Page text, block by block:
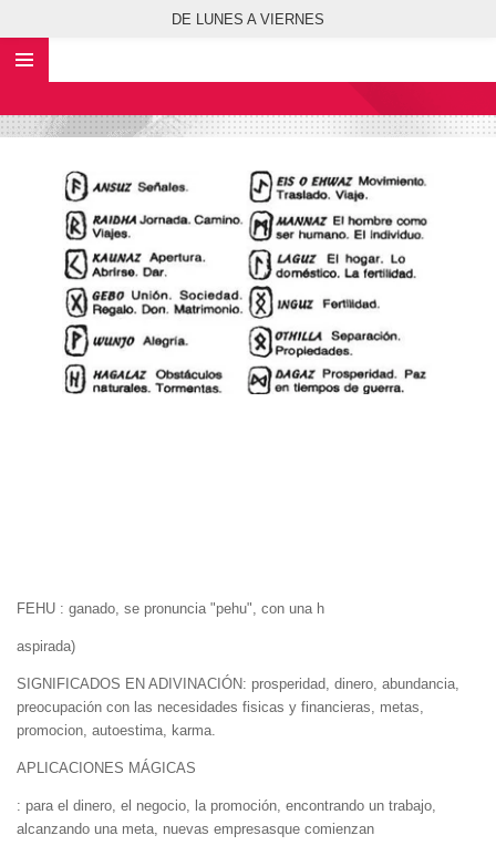
contenido
DE LUNES A VIERNES
FEHU : ganado, se pronuncia "pehu", con una h
aspirada)
SIGNIFICADOS EN ADIVINACIÓN: prosperidad, dinero, abundancia,
preocupación con las necesidades fisicas y financieras, metas,
promocion, autoestima, karma.
APLICACIONES MÁGICAS
: para el dinero, el negocio, la promoción, encontrando un trabajo,
alcanzando una meta, nuevas empresasque comienzan